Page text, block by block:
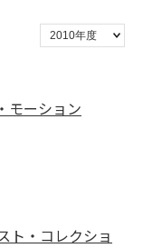
ーション
・コレクショ